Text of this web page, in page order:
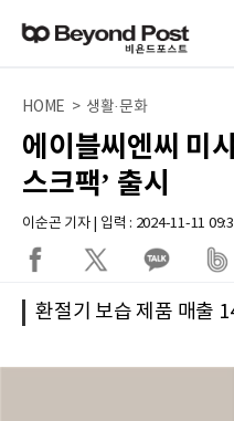
HOME > 생활·문화
에이블씨엔씨 미
스크팩’ 출시
이순곤 기자 | 입력 : 2024-11-11
환절기 보습 제품 매출